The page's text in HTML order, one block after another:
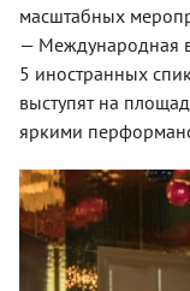
масштабных
— Международная
5 иностранных
выступят на
яркими